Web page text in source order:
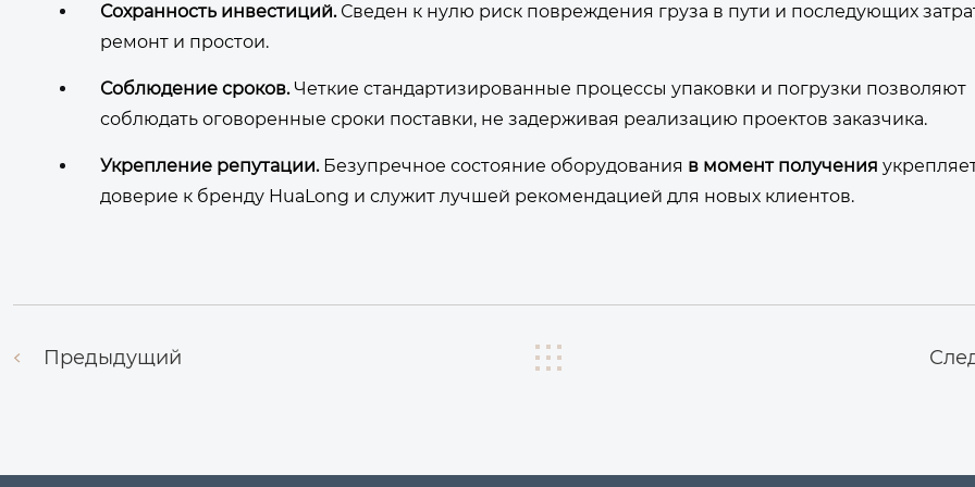
Сохранность инвестиций.Сведен к нулю риск повреждения груза в пути и последующих
ремонт и простои.
Соблюдение сроков.Четкие стандартизированные процессы упаковки и погрузки позволяют
соблюдать оговоренные сроки поставки, не задерживая реализацию проектов заказчика.
Укрепление репутации.Безупречное состояние оборудования в момент получения
доверие к бренду HuaLong и служит лучшей рекомендацией для новых клиентов.
Предыдущий